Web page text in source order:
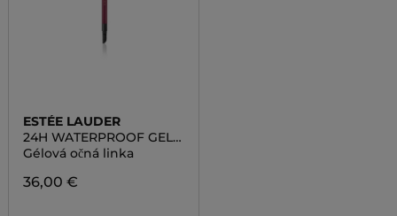
ESTÉE LAUDER
24H WATERPROOF GEL
EYE PENCIL
Gélová očná linka
36,00 €